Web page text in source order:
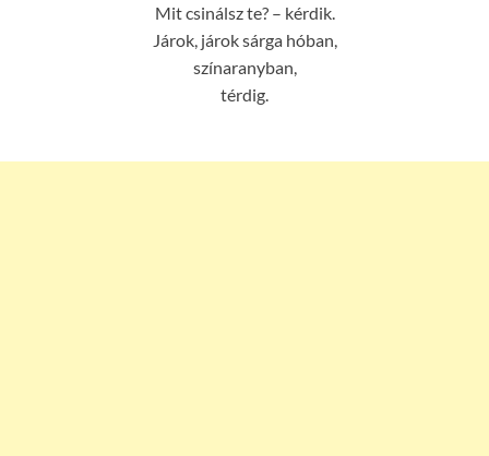
Mit csinálsz te? – kérdik.
Járok, járok sárga hóban,
színaranyban,
térdig.